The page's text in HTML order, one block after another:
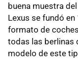
buena muestra
Lexus se fundó
formato de
todas las berlinas
modelo de este